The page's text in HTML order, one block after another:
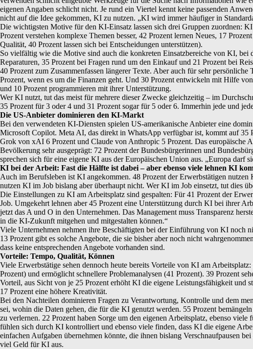
eigenen Angaben schlicht nicht. Je rund ein Viertel kennt keine passenden
nicht auf die Idee gekommen, KI zu nutzen. „KI wird immer häufiger in
Die wichtigsten Motive für den KI-Einsatz lassen sich drei Gruppen zuordnen:
Prozent verstehen komplexe Themen besser, 42 Prozent lernen Neues, 17
Qualität, 40 Prozent lassen sich bei Entscheidungen unterstützen).
So vielfältig wie die Motive sind auch die konkreten Einsatzbereiche von KI,
Reparaturen, 35 Prozent bei Fragen rund um den Einkauf und 21 Prozent bei
40 Prozent zum Zusammenfassen längerer Texte. Aber auch für sehr
Prozent, wenn es um die Finanzen geht. Und 30 Prozent entwickeln mit Hilfe
und 10 Prozent programmieren mit ihrer Unterstützung.
Wer KI nutzt, tut das meist für mehrere dieser Zwecke gleichzeitig – im
35 Prozent für 3 oder 4 und 31 Prozent sogar für 5 oder 6. Immerhin jede und
Die US-Anbieter dominieren den KI-Markt
Bei den verwendeten KI-Diensten spielen US-amerikanische Anbieter eine
Microsoft Copilot. Meta AI, das direkt in WhatsApp verfügbar ist, kommt auf 35
Grok von xAI 6 Prozent und Claude von Anthropic 5 Prozent. Das europäische
Bevölkerung sehr ausgeprägt: 72 Prozent der Bundesbürgerinnen und
sprechen sich für eine eigene KI aus der Europäischen Union aus. „Europa darf
KI bei der Arbeit: Fast die Hälfte ist dabei – aber ebenso viele lehnen KI
Auch im Berufsleben ist KI angekommen. 48 Prozent der Erwerbstätigen
nutzen KI im Job bislang aber überhaupt nicht. Wer KI im Job einsetzt, tut dies
Die Einstellungen zu KI am Arbeitsplatz sind gespalten: Für 41 Prozent der
Job. Umgekehrt lehnen aber 45 Prozent eine Unterstützung durch KI bei ihrer
jetzt das A und O in den Unternehmen. Das Management muss Transparenz
in die KI-Zukunft mitgehen und mitgestalten können.“
Viele Unternehmen nehmen ihre Beschäftigten bei der Einführung von KI noch
13 Prozent gibt es solche Angebote, die sie bisher aber noch nicht
dass keine entsprechenden Angebote vorhanden sind.
Vorteile: Tempo, Qualität, Können
Viele Erwerbstätige sehen dennoch heute bereits Vorteile von KI am
Prozent) und ermöglicht schnellere Problemanalysen (41 Prozent). 39 Prozent
Vorteil, aus Sicht von je 25 Prozent erhöht KI die eigene Leistungsfähigkeit und
17 Prozent eine höhere Kreativität.
Bei den Nachteilen dominieren Fragen zu Verantwortung, Kontrolle und dem
sei, wohin die Daten gehen, die für die KI genutzt werden. 55 Prozent
zu verlernen. 22 Prozent haben Sorge um den eigenen Arbeitsplatz, ebenso
fühlen sich durch KI kontrolliert und ebenso viele finden, dass KI die eigene
einfachen Aufgaben übernehmen könnte, die ihnen bislang Verschnaufpausen
viel Geld für KI aus.